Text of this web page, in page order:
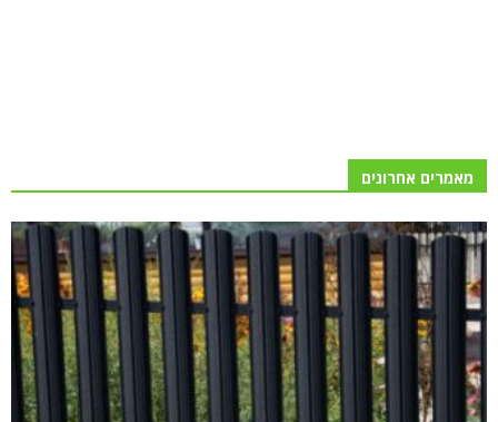
מאמרים אחרונים